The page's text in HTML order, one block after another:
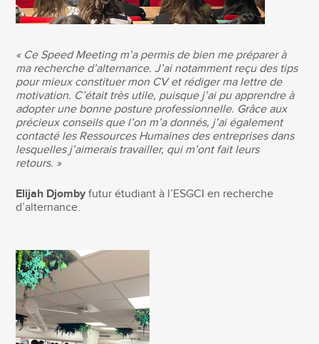
« Ce Speed Meeting m’a permis de bien me préparer à
ma recherche d’alternance. J’ai notamment reçu des tips
pour mieux constituer mon CV et rédiger ma lettre de
motivation. C’était très utile, puisque j’ai pu apprendre à
adopter une bonne posture professionnelle. Grâce aux
précieux conseils que l’on m’a donnés, j’ai également
contacté les Ressources Humaines des entreprises dans
lesquelles j’aimerais travailler, qui m’ont fait leurs
retours. »
Elijah Djomby futur étudiant à l’ESGCI en recherche
d’alternance.